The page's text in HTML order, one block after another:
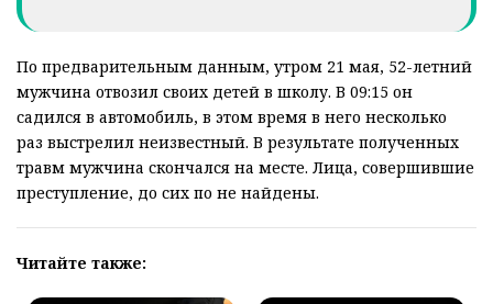
По предварительным данным, утром 21 мая, 52-летний
мужчина отвозил своих детей в школу. В 09:15 он
садился в автомобиль, в этом время в него несколько
раз выстрелил неизвестный. В результате полученных
травм мужчина скончался на месте. Лица, совершившие
преступление, до сих по не найдены.
Читайте также: